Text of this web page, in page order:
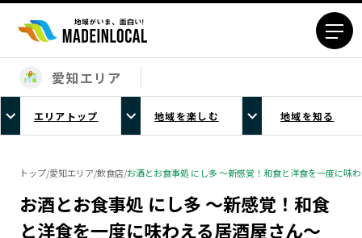
エリアから探す
北海道エリア
青森エリア
秋田エリア
山形エリア
福島エリア
茨城エリア
栃木エリア
群馬エリア
愛知エリア
エリアトップ 地域を楽しむ 地域を知る
トップ/愛知エリア/飲食店/お酒とお食事処 にし多 〜新感覚！和食と洋食を一度に味
お酒とお食事処 にし多 〜新感覚！和食
と洋食を一度に味わえる居酒屋さん～